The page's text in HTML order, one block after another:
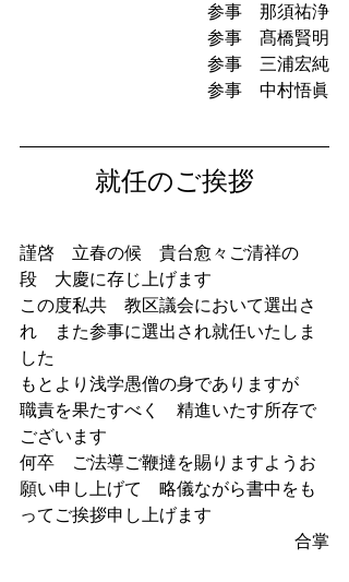
参事　那須祐浄
参事　髙橋賢明
参事　三浦宏純
参事　中村悟眞
就任のご挨拶
謹啓　立春の候　貴台愈々ご清祥の
段　大慶に存じ上げます
この度私共　教区議会において選出さ
れ　また参事に選出され就任いたしま
した
もとより浅学愚僧の身でありますが
職責を果たすべく　精進いたす所存で
ございます
何卒　ご法導ご鞭撻を賜りますようお
願い申し上げて　略儀ながら書中をも
ってご挨拶申し上げます
合掌